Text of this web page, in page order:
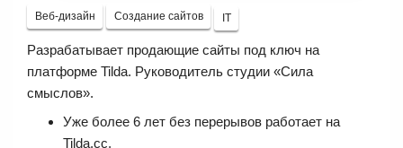
Веб-дизайн Создание сайтов IT
Разрабатывает продающие сайты под ключ на
платформе Tilda. Руководитель студии «Сила
смыслов».
Уже более 6 лет без перерывов работает на
Tilda.cc.